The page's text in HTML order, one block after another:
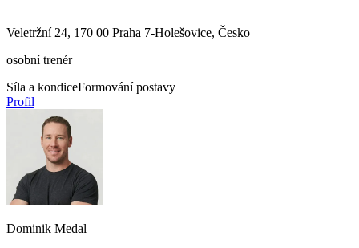
Veletržní 24, 170 00 Praha 7-Holešovice, Česko
osobní trenér
Síla a kondiceFormování postavy
Profil
Dominik Medal